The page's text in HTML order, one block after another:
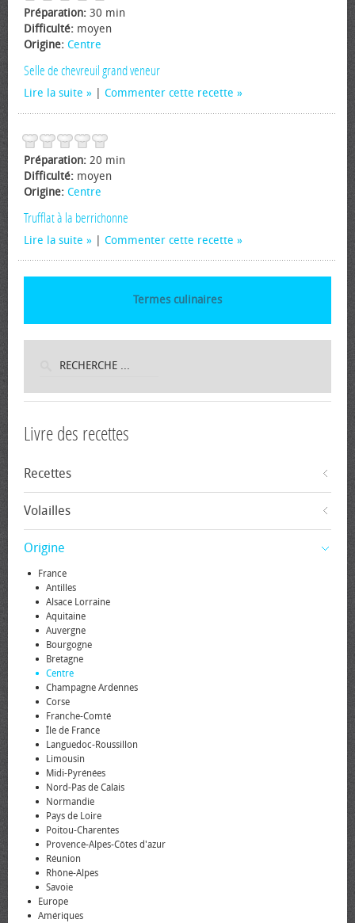
Préparation: 30 min
Difficulté: moyen
Origine: Centre
Selle de chevreuil grand veneur
Lire la suite Commenter cette recette
Préparation: 20 min
Difficulté: moyen
Origine: Centre
Trufflat à la berrichonne
Lire la suite Commenter cette recette
Termes culinaires
Livre des recettes
Recettes
Volailles
Origine
France
Antilles
Alsace Lorraine
Aquitaine
Auvergne
Bourgogne
Bretagne
Centre
Champagne Ardennes
Corse
Franche-Comté
Île de France
Languedoc-Roussillon
Limousin
Midi-Pyrénées
Nord-Pas de Calais
Normandie
Pays de Loire
Poitou-Charentes
Provence-Alpes-Côtes d'azur
Réunion
Rhône-Alpes
Savoie
Europe
Amériques